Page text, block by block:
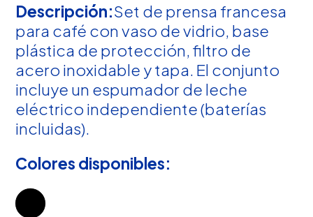
Descripción:Set de prensa francesa
para café con vaso de vidrio, base
plástica de protección, filtro de
acero inoxidable y tapa. El conjunto
incluye un espumador de leche
eléctrico independiente (baterías
incluidas).
Colores disponibles: